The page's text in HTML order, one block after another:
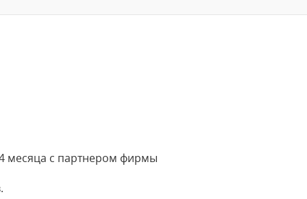
с партнером фирмы